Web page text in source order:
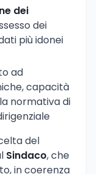
dei
dei
più idonei
ad
capacità
normativa di
del
Sindaco, che
in coerenza